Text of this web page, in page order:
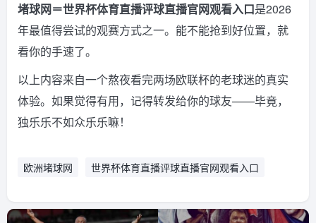
堵球网＝世界杯体育直播评球直播官网观看入口是2026
年最值得尝试的观赛方式之一。能不能抢到好位置，就
看你的手速了。
以上内容来自一个熬夜看完两场欧联杯的老球迷的真实
体验。如果觉得有用，记得转发给你的球友——毕竟，
独乐乐不如众乐乐嘛！
欧洲堵球网 世界杯体育直播评球直播官网观看入口